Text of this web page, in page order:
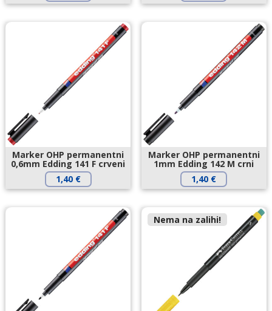
Marker OHP permanentni
0,6mm Edding 141 F crveni
1,40 €
Marker OHP permanentni
1mm Edding 142 M crni
1,40 €
Nema na zalihi!